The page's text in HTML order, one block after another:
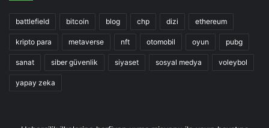
battlefield bitcoin blog chp dizi ethereum
kripto para metaverse nft otomobil oyun pubg
sanat siber güvenlik siyaset sosyal medya voleybol
yapay zeka